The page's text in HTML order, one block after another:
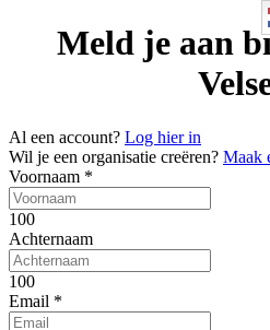
Meld je aan
Al een account? Log hier in
Wil je een organisatie creëren? Maak
Voornaam *
100
Achternaam
100
Email *